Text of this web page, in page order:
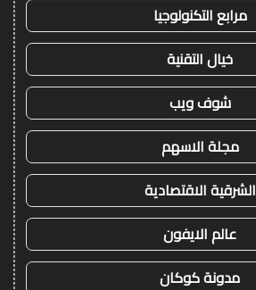
مرابع التكنولوجيا
خيال التقنية
شوف ويب
مجلة الاسهم
الشرقية الاقتصادية
عالم الايفون
مدونة كوكان